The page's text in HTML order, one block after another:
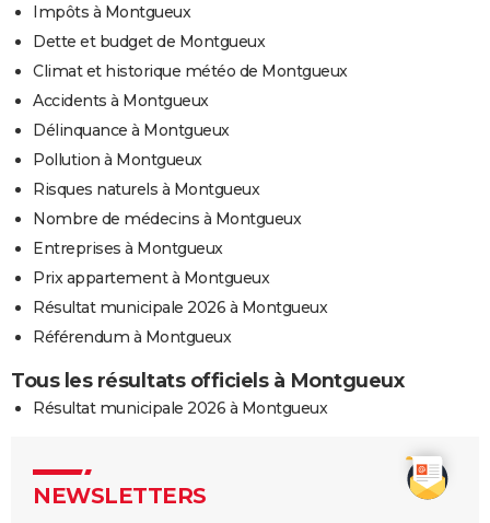
Impôts à Montgueux
Dette et budget de Montgueux
Climat et historique météo de Montgueux
Accidents à Montgueux
Délinquance à Montgueux
Pollution à Montgueux
Risques naturels à Montgueux
Nombre de médecins à Montgueux
Entreprises à Montgueux
Prix appartement à Montgueux
Résultat municipale 2026 à Montgueux
Référendum à Montgueux
Tous les résultats officiels à Montgueux
Résultat municipale 2026 à Montgueux
NEWSLETTERS